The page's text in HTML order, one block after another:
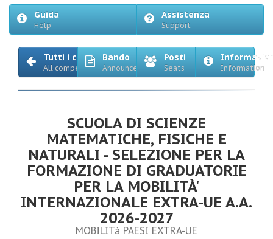
Guida
Help
Assistenza
Support
Tutti i concorsi
All competitions
Bando
Announcement
Posti
Seats Information
SCUOLA DI SCIENZE
MATEMATICHE, FISICHE E
NATURALI - SELEZIONE PER LA
FORMAZIONE DI GRADUATORIE
PER LA MOBILITÀ'
INTERNAZIONALE EXTRA-UE A.A.
2026-2027
MOBILITà PAESI EXTRA-UE